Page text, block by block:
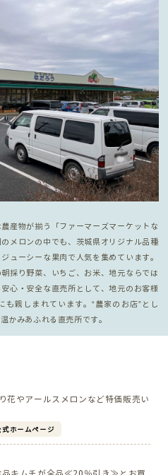
産物が揃う「ファーマーズマーケットな
メロンの中でも、茨城県オリジナル品種
ューシーな果肉で人気を集めています。
採り野菜、いちご、お米、地元ならでは
心・安全な直売所として、地元のお客様
親しまれています。“農家のお店”とし
かみあふれる直売所です。
花やアールスメロンなど特価販売い
ホームページ